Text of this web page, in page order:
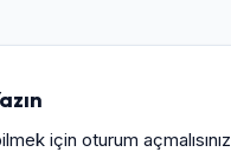
için oturum açmalısınız